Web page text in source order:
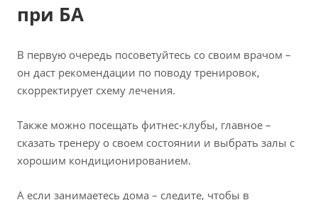
при БА
В первую очередь посоветуйтесь со своим врачом –
он даст рекомендации по поводу тренировок,
скорректирует схему лечения.
Также можно посещать фитнес-клубы, главное –
сказать тренеру о своем состоянии и выбрать залы с
хорошим кондиционированием.
А если занимаетесь дома – следите, чтобы в